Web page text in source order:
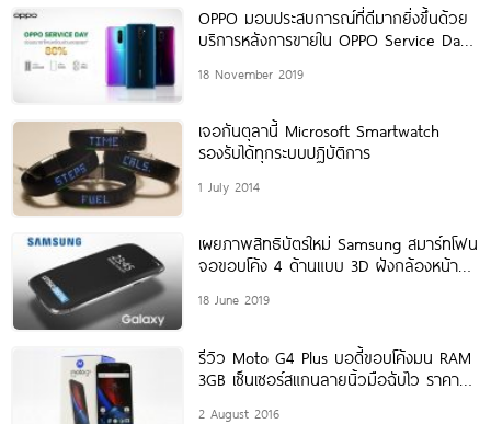
OPPO มอบประสบการณ์ที่ดีมากยิ่งขึ้นด้วย
บริการหลังการขายใน OPPO Service Day
ที่ร่วมรายการ
18 November 2019
เจอกันตุลานี้ Microsoft Smartwatch
รองรับได้ทุกระบบปฏิบัติการ
1 July 2014
เผยภาพสิทธิบัตรใหม่ Samsung สมาร์ทโฟน
จอขอบโค้ง 4 ด้านแบบ 3D ฝังกล้องหน้า
18 June 2019
รีวิว Moto G4 Plus บอดี้ขอบโค้งมน RAM
3GB เซ็นเซอร์สแกนลายนิ้วมือฉับไว ราคา
2 August 2016